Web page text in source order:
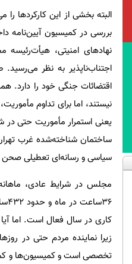
البته بخشی از این کارکردها را
بررسی در کمیسیون آیین‌نامه
نهادهای امنیتی،
اجتناب‌ناپذیر به ‌نظر
اقتضائات جنگی خود را دارد.
نیستند، اما برای تداوم
یعنی استمرار مأموریت حتی در
ساختمان شناخته‌شده غرب
سیاسی و رسانه‌ای تعطیلی صحن
زیرا نماینده مردم حتی در
تخصصی است و کمیسیون‌ها و